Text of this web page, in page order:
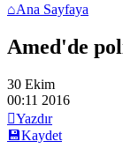
⌂Ana Sayfaya
Amed'de
30 Ekim
00:11 2016
Yazdır
💾Kaydet